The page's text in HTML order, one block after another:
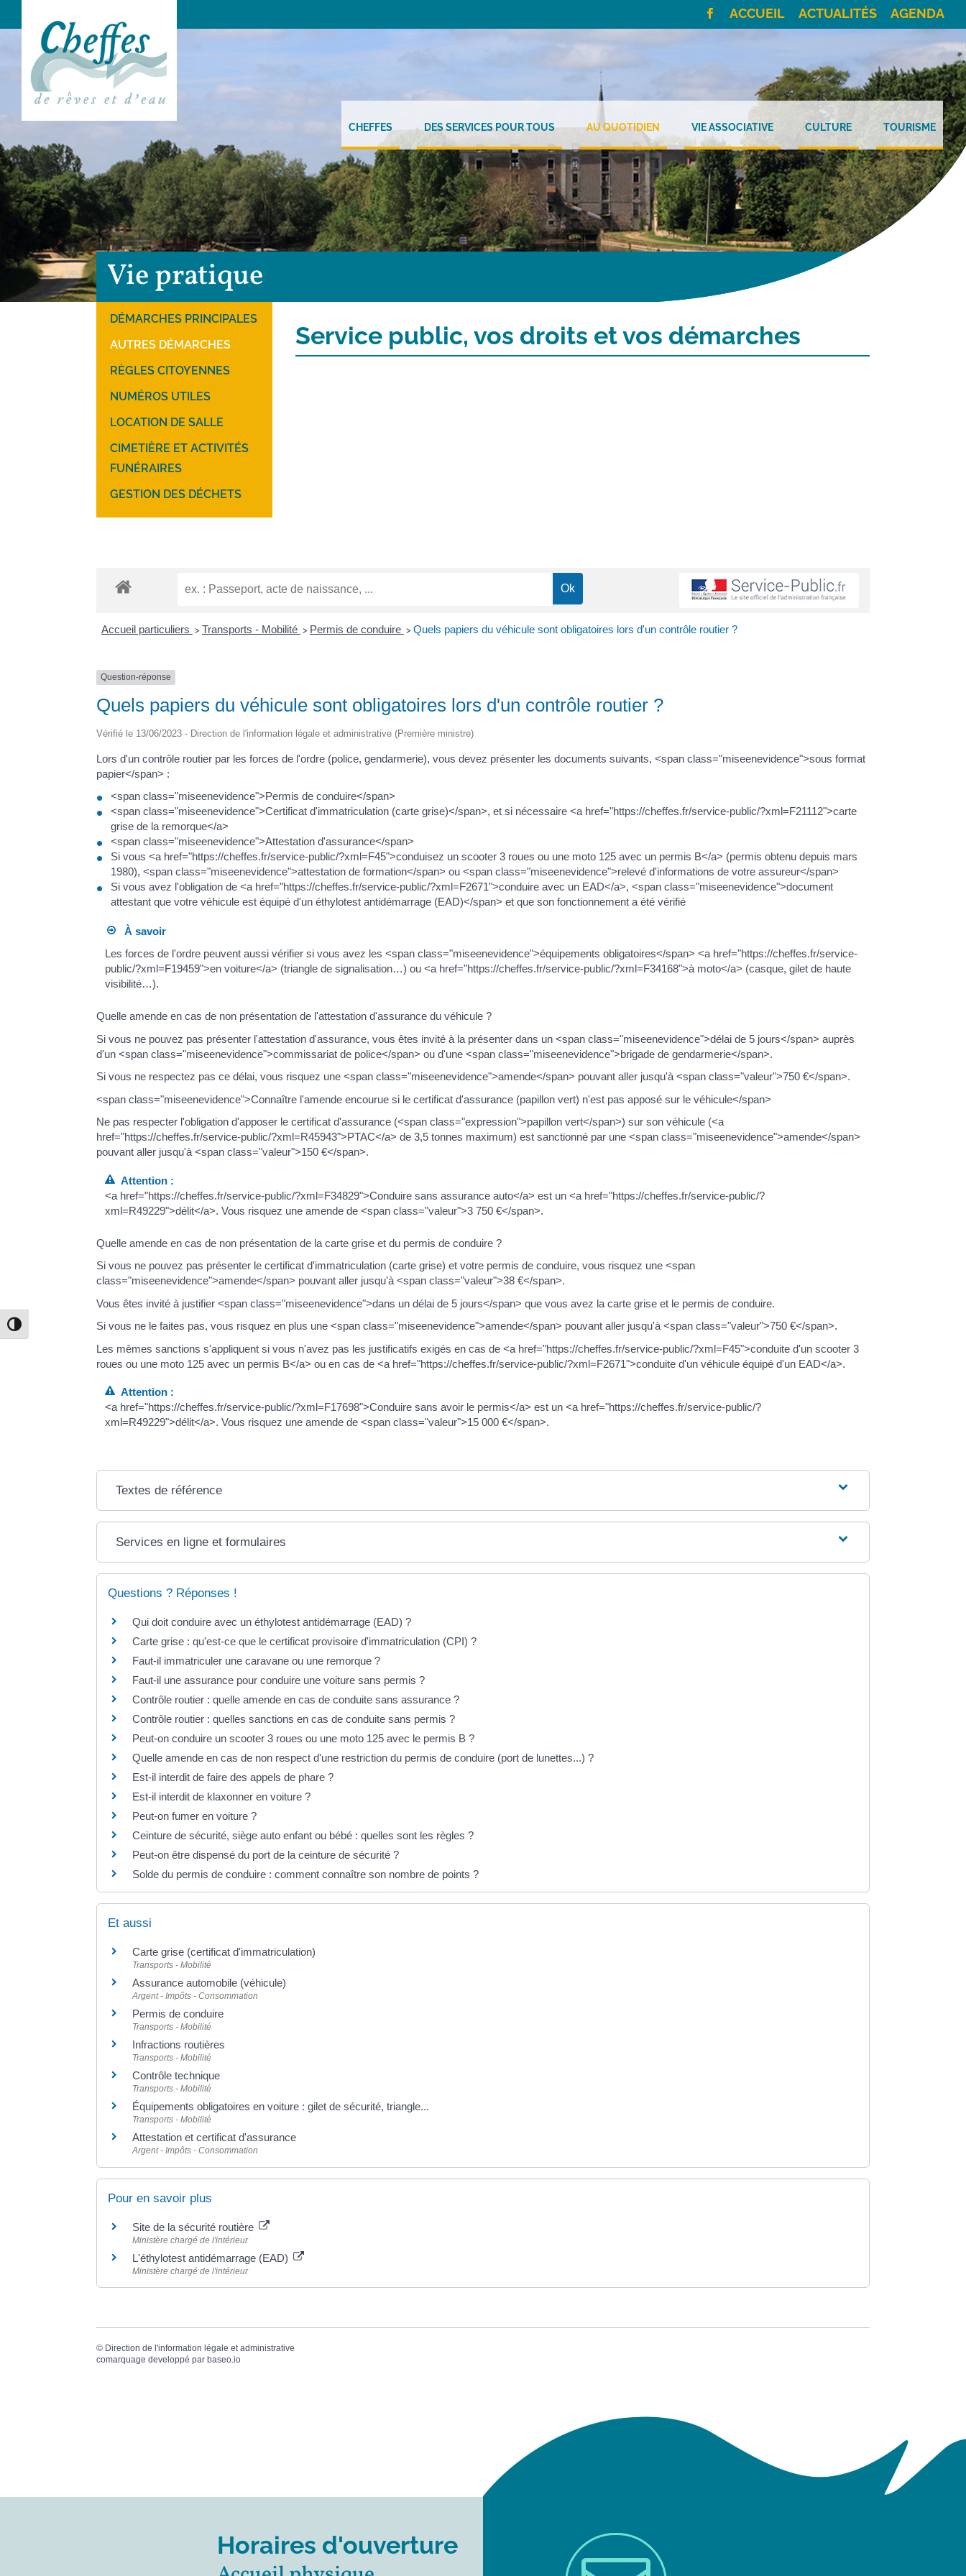
Passer en contraste élevé
ACCUEIL ACTUALITÉS AGENDA
CHEFFES DES SERVICES POUR TOUS AU QUOTIDIEN VIE ASSOCIATIVE CULTURE TOURISME
Vie pratique
DÉMARCHES PRINCIPALES
AUTRES DÉMARCHES
RÈGLES CITOYENNES
NUMÉROS UTILES
LOCATION DE SALLE
CIMETIÈRE ET ACTIVITÉS
FUNÉRAIRES
GESTION DES DÉCHETS
Service public, vos droits et vos démarches
Accueil particuliers > Transports - Mobilité > Permis de conduire > Quels papiers du véhicule sont obligatoires lors d'un contrôle routier ?
Question-réponse
Quels papiers du véhicule sont obligatoires lors d'un contrôle routier ?
Vérifié le 13/06/2023 - Direction de l'information légale et administrative (Première ministre)
Lors d'un contrôle routier par les forces de l'ordre (police, gendarmerie), vous devez présenter les documents suivants, <span class="miseenevidence">sous format
papier</span> :
<span class="miseenevidence">Permis de conduire</span>
<span class="miseenevidence">Certificat d'immatriculation (carte grise)</span>, et si nécessaire <a href="https://cheffes.fr/service-public/?xml=F21112">carte
grise de la remorque</a>
<span class="miseenevidence">Attestation d'assurance</span>
Si vous <a href="https://cheffes.fr/service-public/?xml=F45">conduisez un scooter 3 roues ou une moto 125 avec un permis B</a> (permis obtenu depuis mars
1980), <span class="miseenevidence">attestation de formation</span> ou <span class="miseenevidence">relevé d'informations de votre assureur</span>
Si vous avez l'obligation de <a href="https://cheffes.fr/service-public/?xml=F2671">conduire avec un EAD</a>, <span class="miseenevidence">document
attestant que votre véhicule est équipé d'un éthylotest antidémarrage (EAD)</span> et que son fonctionnement a été vérifié
À savoir
Les forces de l'ordre peuvent aussi vérifier si vous avez les <span class="miseenevidence">équipements obligatoires</span> <a href="https://cheffes.fr/service-
public/?xml=F19459">en voiture</a> (triangle de signalisation…) ou <a href="https://cheffes.fr/service-public/?xml=F34168">à moto</a> (casque, gilet de haute
visibilité…).
Quelle amende en cas de non présentation de l'attestation d'assurance du véhicule ?
Si vous ne pouvez pas présenter l'attestation d'assurance, vous êtes invité à la présenter dans un <span class="miseenevidence">délai de 5 jours</span> auprès
d'un <span class="miseenevidence">commissariat de police</span> ou d'une <span class="miseenevidence">brigade de gendarmerie</span>.
Si vous ne respectez pas ce délai, vous risquez une <span class="miseenevidence">amende</span> pouvant aller jusqu'à <span class="valeur">750 €</span>.
<span class="miseenevidence">Connaître l'amende encourue si le certificat d'assurance (papillon vert) n'est pas apposé sur le véhicule</span>
Ne pas respecter l'obligation d'apposer le certificat d'assurance (<span class="expression">papillon vert</span>) sur son véhicule (<a
href="https://cheffes.fr/service-public/?xml=R45943">PTAC</a> de 3,5 tonnes maximum) est sanctionné par une <span class="miseenevidence">amende</span>
pouvant aller jusqu'à <span class="valeur">150 €</span>.
Attention :
<a href="https://cheffes.fr/service-public/?xml=F34829">Conduire sans assurance auto</a> est un <a href="https://cheffes.fr/service-public/?
xml=R49229">délit</a>. Vous risquez une amende de <span class="valeur">3 750 €</span>.
Quelle amende en cas de non présentation de la carte grise et du permis de conduire ?
Si vous ne pouvez pas présenter le certificat d'immatriculation (carte grise) et votre permis de conduire, vous risquez une <span
class="miseenevidence">amende</span> pouvant aller jusqu'à <span class="valeur">38 €</span>.
Vous êtes invité à justifier <span class="miseenevidence">dans un délai de 5 jours</span> que vous avez la carte grise et le permis de conduire.
Si vous ne le faites pas, vous risquez en plus une <span class="miseenevidence">amende</span> pouvant aller jusqu'à <span class="valeur">750 €</span>.
Les mêmes sanctions s'appliquent si vous n'avez pas les justificatifs exigés en cas de <a href="https://cheffes.fr/service-public/?xml=F45">conduite d'un scooter 3
roues ou une moto 125 avec un permis B</a> ou en cas de <a href="https://cheffes.fr/service-public/?xml=F2671">conduite d'un véhicule équipé d'un EAD</a>.
Attention :
<a href="https://cheffes.fr/service-public/?xml=F17698">Conduire sans avoir le permis</a> est un <a href="https://cheffes.fr/service-public/?
xml=R49229">délit</a>. Vous risquez une amende de <span class="valeur">15 000 €</span>.
Textes de référence
Services en ligne et formulaires
Questions ? Réponses !
Qui doit conduire avec un éthylotest antidémarrage (EAD) ?
Carte grise : qu'est-ce que le certificat provisoire d'immatriculation (CPI) ?
Faut-il immatriculer une caravane ou une remorque ?
Faut-il une assurance pour conduire une voiture sans permis ?
Contrôle routier : quelle amende en cas de conduite sans assurance ?
Contrôle routier : quelles sanctions en cas de conduite sans permis ?
Peut-on conduire un scooter 3 roues ou une moto 125 avec le permis B ?
Quelle amende en cas de non respect d'une restriction du permis de conduire (port de lunettes...) ?
Est-il interdit de faire des appels de phare ?
Est-il interdit de klaxonner en voiture ?
Peut-on fumer en voiture ?
Ceinture de sécurité, siège auto enfant ou bébé : quelles sont les règles ?
Peut-on être dispensé du port de la ceinture de sécurité ?
Solde du permis de conduire : comment connaître son nombre de points ?
Et aussi
Carte grise (certificat d'immatriculation)
Transports - Mobilité
Assurance automobile (véhicule)
Argent - Impôts - Consommation
Permis de conduire
Transports - Mobilité
Infractions routières
Transports - Mobilité
Contrôle technique
Transports - Mobilité
Équipements obligatoires en voiture : gilet de sécurité, triangle...
Transports - Mobilité
Attestation et certificat d'assurance
Argent - Impôts - Consommation
Pour en savoir plus
Site de la sécurité routière
Ministère chargé de l'intérieur
L'éthylotest antidémarrage (EAD)
Ministère chargé de l'intérieur
© Direction de l'information légale et administrative
comarquage developpé parbaseo.io
Horaires d'ouverture